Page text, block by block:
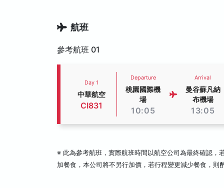
航班
參考航班 01
Day 1
中華航空
CI831
Departure
桃園國際機
場
10:05
Arrival
曼谷蘇凡納
布機場
13:05
※ 此為參考航班，實際航班時間以航空公司為最終確認，
加餐食，本公司將不另行加價，若行程變更減少餐食，則